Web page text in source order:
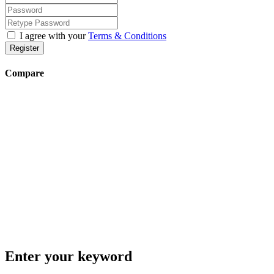
I agree with yourTerms & Conditions
Register
Compare
Enter your keyword